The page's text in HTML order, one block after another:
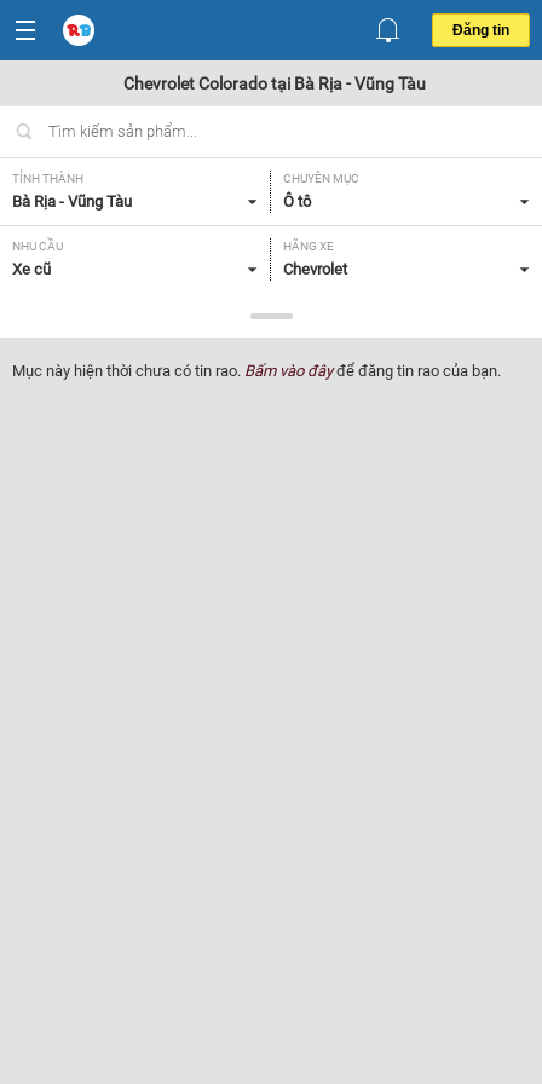
Đăng tin
Chevrolet Colorado tại Bà Rịa - Vũng Tàu
TỈNH THÀNH
Bà Rịa - Vũng Tàu
CHUYÊN MỤC
Ô tô
NHU CẦU
Xe cũ
HÃNG XE
Chevrolet
Colorado
NĂM SẢN XUẤT
Tất cả
GIÁ XE XUẤT XỨ
Mục này hiện thời chưa có tin rao. Bấm vào đâyđể đăng tin rao của bạn.